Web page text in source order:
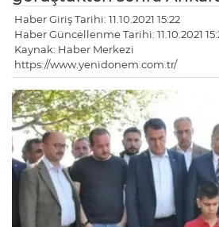
Haber Giriş Tarihi: 11.10.2021 15:22
Haber Güncellenme Tarihi: 11.10.2021
Kaynak: Haber Merkezi
https://www.yenidonem.com.tr/